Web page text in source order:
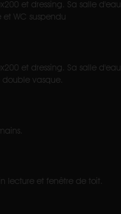
et dressing. Sa salle
WC suspendu
et dressing. Sa salle
vasque.
lecture et fenêtre de toit.